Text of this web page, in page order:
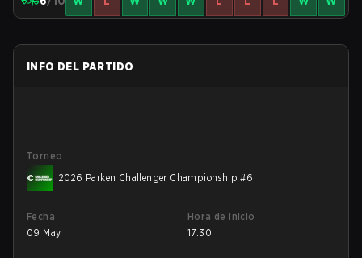
INFO DEL PARTIDO
Torneo
2026 Parken Challenger Championship #6
Fecha
09 May
Hora de inicio
17:30